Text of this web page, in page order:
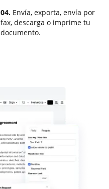
04. Envía, exporta, envía por
fax, descarga o imprime tu
documento.